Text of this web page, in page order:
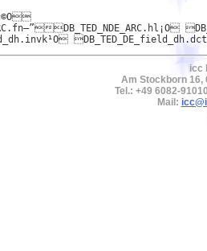
DB_TED_NDE_ARC.hl¡O
icc
Am Stockborn 16,
Tel.: +49 6082-
Mail: